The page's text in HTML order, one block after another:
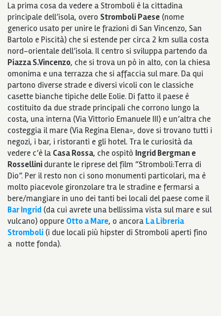
La prima cosa da vedere a Stromboli è la cittadina
principale dell’isola, overo Stromboli Paese (nome
generico usato per unire le frazioni di San Vincenzo, San
Bartolo e Piscità) che si estende per circa 2 km sulla costa
nord-orientale dell’isola. Il centro si sviluppa partendo da
Piazza S.Vincenzo, che si trova un pò in alto, con la chiesa
omonima e una terrazza che si affaccia sul mare. Da qui
partono diverse strade e diversi vicoli con le classiche
casette bianche tipiche delle Eolie. Di fatto il paese è
costituito da due strade principali che corrono lungo la
costa, una interna (Via Vittorio Emanuele III) e un’altra che
costeggia il mare (Via Regina Elena=, dove si trovano tutti i
negozi, i bar, i ristoranti e gli hotel. Tra le curiosità da
vedere c’è la Casa Rossa, che ospitò Ingrid Bergman e
Rossellinidurante le riprese del film “Stromboli:Terra di
Dio”. Per il resto non ci sono monumenti particolari, ma è
molto piacevole gironzolare tra le stradine e fermarsi a
bere/mangiare in uno dei tanti bei locali del paese come il
Bar Ingrid (da cui avrete una bellissima vista sul mare e sul
vulcano) oppure Otto a Mare, o ancora La Libreria
Stromboli (i due locali più hipster di Stromboli aperti fino
a notte fonda).